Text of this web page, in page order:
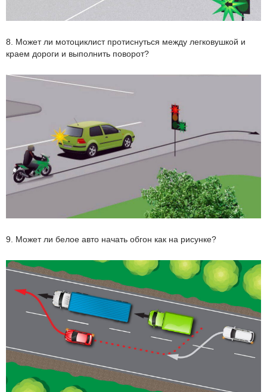
8. Может ли мотоциклист протиснуться между легковушкой и
краем дороги и выполнить поворот?
9. Может ли белое авто начать обгон как на рисунке?